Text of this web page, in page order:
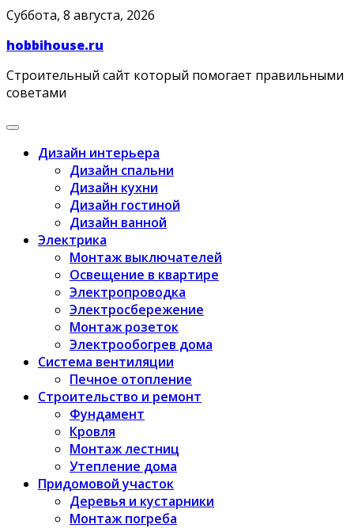
Skip
content
Суббота, 8 августа, 2026
hobbihouse.ru
Строительный сайт который помогает правильными
советами
Дизайн интерьера
Дизайн спальни
Дизайн кухни
Дизайн гостиной
Дизайн ванной
Электрика
Монтаж выключателей
Освещение в квартире
Электропроводка
Электросбережение
Монтаж розеток
Электрообогрев дома
Система вентиляции
Печное отопление
Строительство и ремонт
Фундамент
Кровля
Монтаж лестниц
Утепление дома
Придомовой участок
Деревья и кустарники
Монтаж погреба